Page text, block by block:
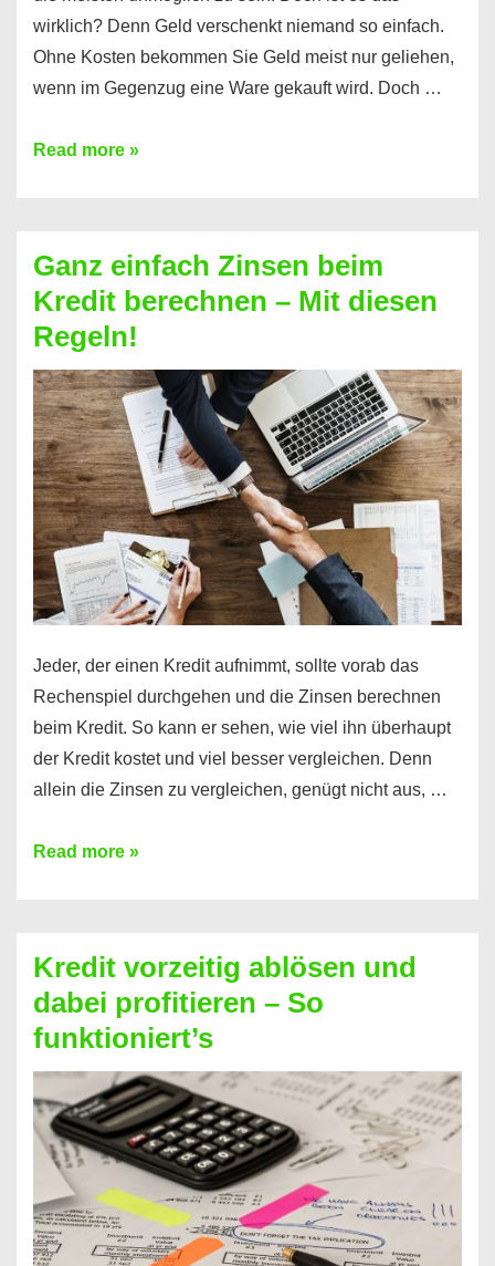
wirklich? Denn Geld verschenkt niemand so einfach.
Ohne Kosten bekommen Sie Geld meist nur geliehen,
wenn im Gegenzug eine Ware gekauft wird. Doch …
Einen
bekommen?
So
ist
es
möglich!
Read more »
Ganz einfach Zinsen beim
Kredit berechnen – Mit diesen
Regeln!
Jeder, der einen Kredit aufnimmt, sollte vorab das
Rechenspiel durchgehen und die Zinsen berechnen
beim Kredit. So kann er sehen, wie viel ihn überhaupt
der Kredit kostet und viel besser vergleichen. Denn
allein die Zinsen zu vergleichen, genügt nicht aus, …
Ganz
Kredit
berechnen
–
Mit
diesen
Regeln!
Read more »
Kredit vorzeitig ablösen und
dabei profitieren – So
funktioniert’s